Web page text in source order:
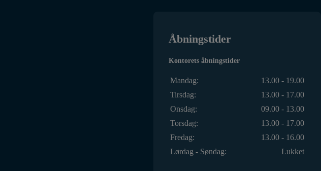
Åbningstider
Kontorets åbningstider
Mandag:
13.00 - 19.00
Tirsdag:
13.00 - 17.00
Onsdag:
09.00 - 13.00
Torsdag:
13.00 - 17.00
Fredag:
13.00 - 16.00
Lørdag - Søndag:
Lukket